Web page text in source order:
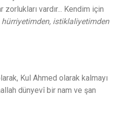
vardır... Kendim için
hürriyetimden, istiklaliyetimden
Kul Ahmed olarak kalmayı
dünyevî bir nam ve şan